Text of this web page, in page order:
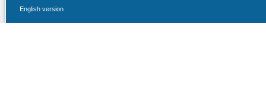
English version